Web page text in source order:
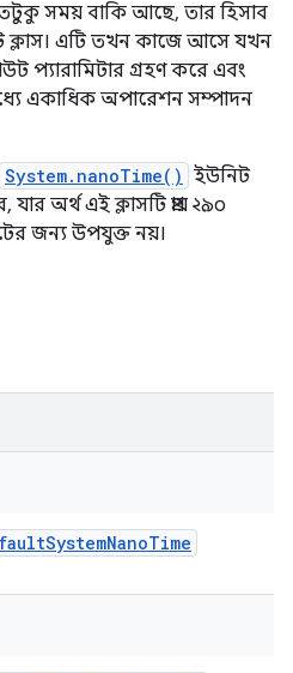
সময় বাকি আছে, তার হিসাব
ক্লাস। এটি তখন কাজে আসে যখন
গ্রহণ করে এবং
একাধিক অপারেশন সম্পাদন
System.nanoTime() ইউনিট
অর্থ এই ক্লাসটি প্রায় ২৯০
জন্য উপযুক্ত নয়।
SystemNanoTime